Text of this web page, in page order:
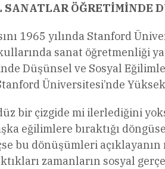
SANATLAR ÖĞRETİMİNDE
1965 yılında Stanford
sanat öğretmenliği
Düşünsel ve Sosyal
Üniversitesi’nde
bir çizgide mi ilerlediğini
eğilimlere bıraktığı
bu dönüşümleri
zamanların sosyal